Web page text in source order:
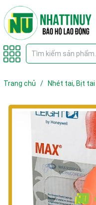
Trang chủ / Nhét tai, Bịt tai